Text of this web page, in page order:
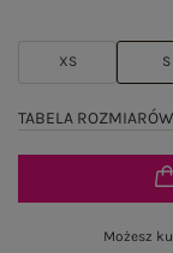
XS S
TABELA ROZMIARÓW
Możesz